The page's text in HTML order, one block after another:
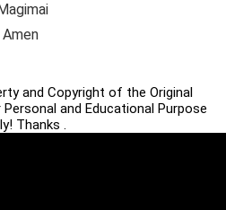
and Copyright of the Original
and Educational Purpose
Thanks .